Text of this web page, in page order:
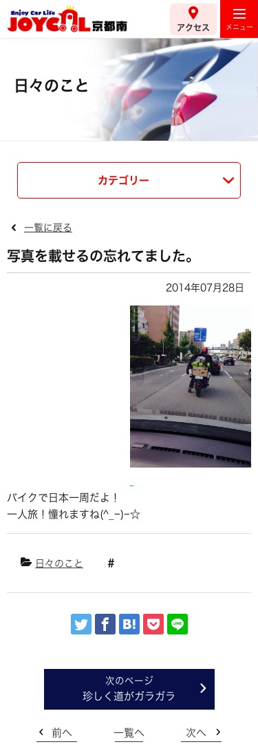
アクセス
日々のこと
カテゴリー
一覧に戻る
写真を載せるの忘れてました。
2014年07月28日
バイクで日本一周だよ！
一人旅！憧れますね(^_−)−☆
日々のこと
珍しく道がガラガラ
前へ 一覧へ 次へ